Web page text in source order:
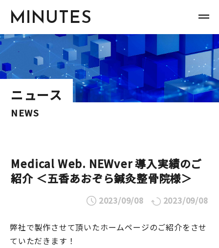
MINUTES
ニュース
NEWS
Medical Web. NEWver 導入実績のご
紹介 ＜五香あおぞら鍼灸整骨院様＞
2023/09/08 2023/09/08
弊社で製作させて頂いたホームページのご紹介をさせ
ていただきます！